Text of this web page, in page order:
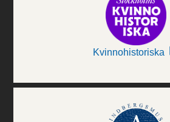
Kvinnohistoriska